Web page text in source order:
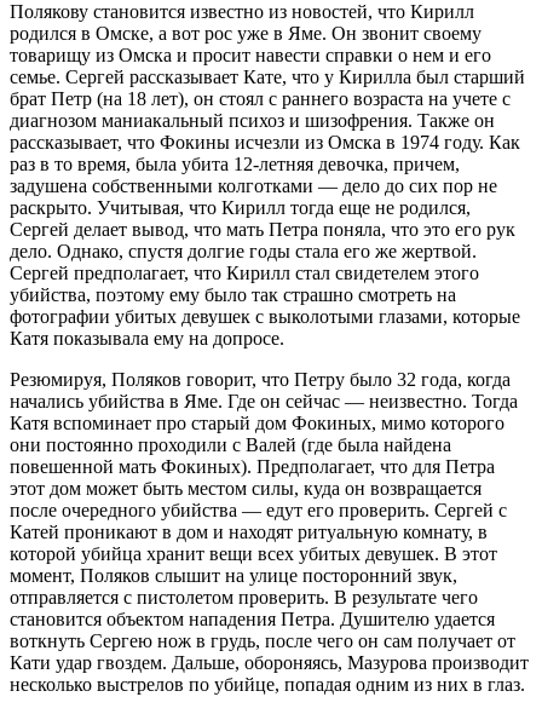
Полякову становится известно из новостей, что Кирилл
родился в Омске, а вот рос уже в Яме. Он звонит своему
товарищу из Омска и просит навести справки о нем и его
семье. Сергей рассказывает Кате, что у Кирилла был старший
брат Петр (на 18 лет), он стоял с раннего возраста на учете с
диагнозом маниакальный психоз и шизофрения. Также он
рассказывает, что Фокины исчезли из Омска в 1974 году. Как
раз в то время, была убита 12-летняя девочка, причем,
задушена собственными колготками — дело до сих пор не
раскрыто. Учитывая, что Кирилл тогда еще не родился,
Сергей делает вывод, что мать Петра поняла, что это его рук
дело. Однако, спустя долгие годы стала его же жертвой.
Сергей предполагает, что Кирилл стал свидетелем этого
убийства, поэтому ему было так страшно смотреть на
фотографии убитых девушек с выколотыми глазами, которые
Катя показывала ему на допросе.
Резюмируя, Поляков говорит, что Петру было 32 года, когда
начались убийства в Яме. Где он сейчас — неизвестно. Тогда
Катя вспоминает про старый дом Фокиных, мимо которого
они постоянно проходили с Валей (где была найдена
повешенной мать Фокиных). Предполагает, что для Петра
этот дом может быть местом силы, куда он возвращается
после очередного убийства — едут его проверить. Сергей с
Катей проникают в дом и находят ритуальную комнату, в
которой убийца хранит вещи всех убитых девушек. В этот
момент, Поляков слышит на улице посторонний звук,
отправляется с пистолетом проверить. В результате чего
становится объектом нападения Петра. Душителю удается
воткнуть Сергею нож в грудь, после чего он сам получает от
Кати удар гвоздем. Дальше, обороняясь, Мазурова производит
несколько выстрелов по убийце, попадая одним из них в глаз.